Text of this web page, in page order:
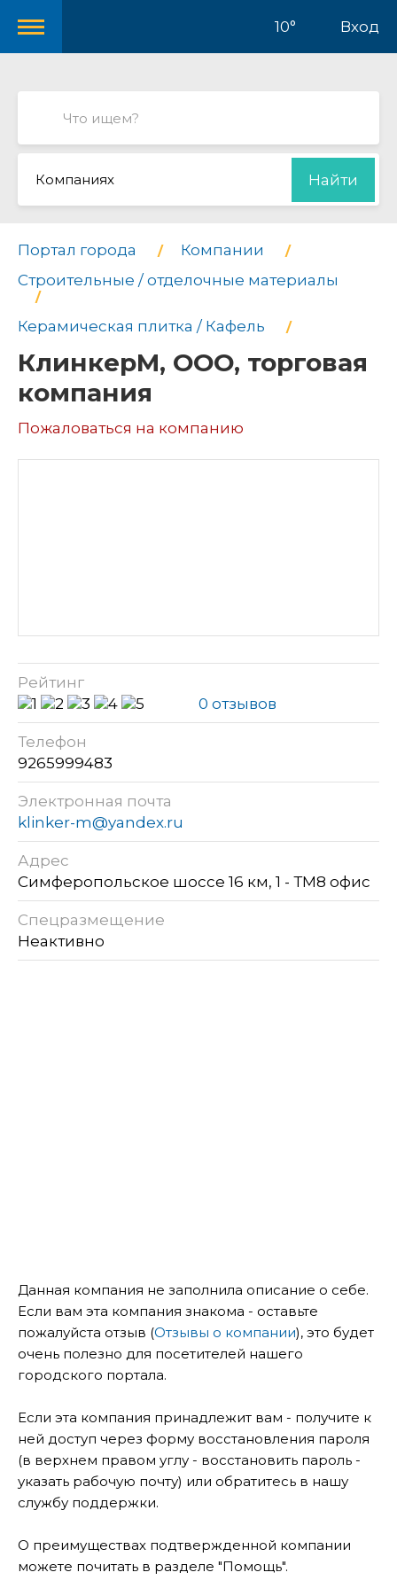
10° Вход
Компаниях Найти
Портал города
Компании
Строительные / отделочные материалы
Керамическая плитка / Кафель
КлинкерМ, ООО, торговая
компания
Пожаловаться на компанию
Рейтинг
0 отзывов
Телефон
9265999483
Электронная почта
klinker-m@yandex.ru
Адрес
Симферопольское шоссе 16 км, 1 - ТМ8 офис
Спецразмещение
Неактивно
Данная компания не заполнила описание о себе.
Если вам эта компания знакома - оставьте
пожалуйста отзыв (Отзывы о компании), это будет
очень полезно для посетителей нашего
городского портала.
Если эта компания принадлежит вам - получите к
ней доступ через форму восстановления пароля
(в верхнем правом углу - восстановить пароль -
указать рабочую почту) или обратитесь в нашу
службу поддержки.
О преимуществах подтвержденной компании
можете почитать в разделе "Помощь".